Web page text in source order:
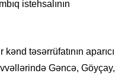
istehsalının
təsərrüfatının aparıcı
Gəncə, Göyçay,